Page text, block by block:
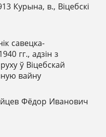
Курына, в., Віцебскі
савецка-
гг., адзін з
ў Віцебскай
вайну
Фёдор Иванович